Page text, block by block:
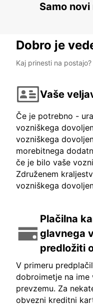
Samo
Dobro je
Kaj prinesti na postajo?
Vaše
Če je potrebno -
vozniškega
vozniškega
morebitnega
če je bilo vaše
Združenem
vozniškega
Plačilna
glavnega
predložiti
V primeru
dobroimetje na
prevzemu. Za
obvezni kreditni